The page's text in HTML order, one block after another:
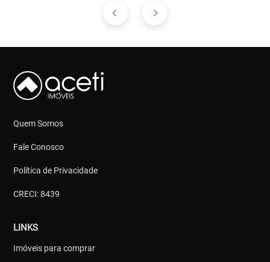
Quem Somos
Fale Conosco
Política de Privacidade
CRECI: 8439
LINKS
Imóveis para comprar